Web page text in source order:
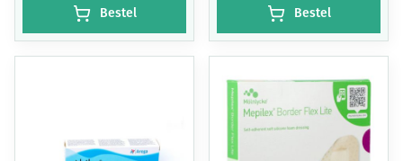
Bestel Bestel